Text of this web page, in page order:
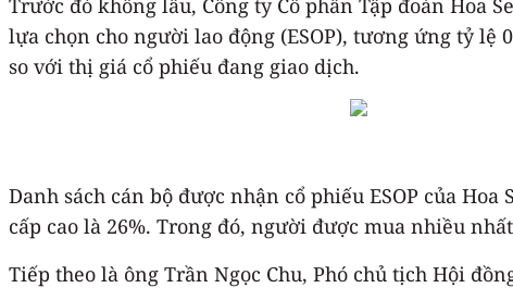
lựa chọn cho người lao động (ESOP), tương ứng tỷ
so với thị giá cổ phiếu đang giao dịch.
Danh sách cán bộ được nhận cổ phiếu ESOP của
cấp cao là 26%. Trong đó, người được mua nhiều
Tiếp theo là ông Trần Ngọc Chu, Phó chủ tịch Hội